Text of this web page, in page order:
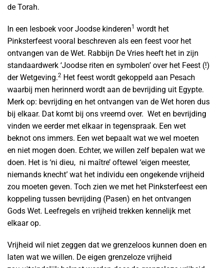
de Torah.
In een lesboek voor Joodse kinderen1 wordt het
Pinksterfeest vooral beschreven als een feest voor het
ontvangen van de Wet. Rabbijn De Vries heeft het in zijn
standaardwerk ‘Joodse riten en symbolen’ over het Feest (!)
der Wetgeving.2 Het feest wordt gekoppeld aan Pesach
waarbij men herinnerd wordt aan de bevrijding uit Egypte.
Merk op: bevrijding en het ontvangen van de Wet horen dus
bij elkaar. Dat komt bij ons vreemd over. Wet en bevrijding
vinden we eerder met elkaar in tegenspraak. Een wet
beknot ons immers. Een wet bepaalt wat we wel moeten
en niet mogen doen. Echter, we willen zelf bepalen wat we
doen. Het is ‘ni dieu, ni maître’ oftewel ‘eigen meester,
niemands knecht’ wat het individu een ongekende vrijheid
zou moeten geven. Toch zien we met het Pinksterfeest een
koppeling tussen bevrijding (Pasen) en het ontvangen
Gods Wet. Leefregels en vrijheid trekken kennelijk met
elkaar op.
Vrijheid wil niet zeggen dat we grenzeloos kunnen doen en
laten wat we willen. De eigen grenzeloze vrijheid